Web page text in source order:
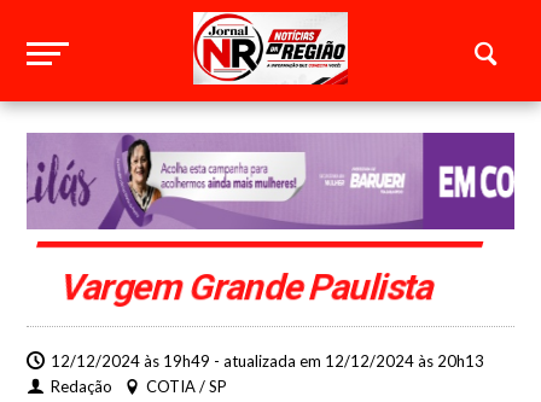
Vargem Grande Paulista
12/12/2024 às 19h49 - atualizada em 12/12/2024 às 20h13
Redação
COTIA / SP